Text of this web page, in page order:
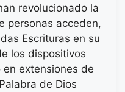
revolucionado la
personas acceden,
Escrituras en su
los dispositivos
extensiones de
de Dios